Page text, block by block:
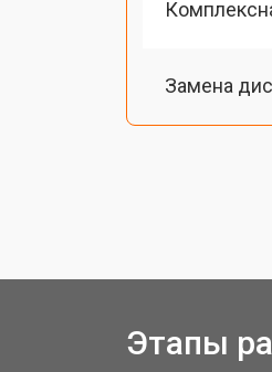
Замена
Этапы